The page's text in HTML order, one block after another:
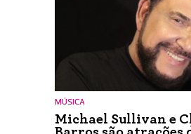
MÚSICA
Michael Sullivan e